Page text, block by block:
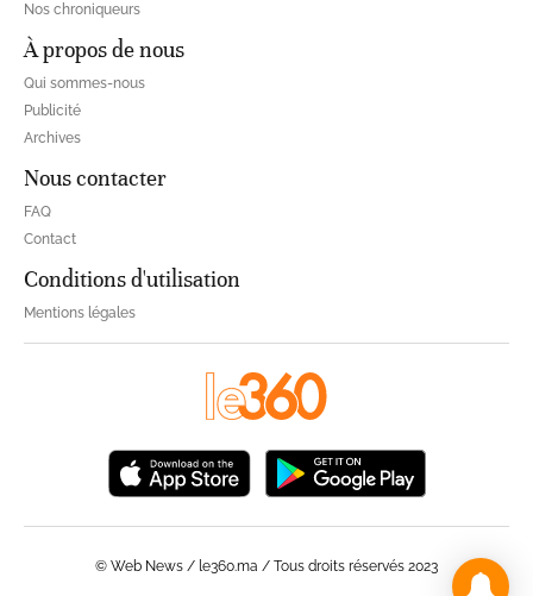
Nos chroniqueurs
À propos de nous
Qui sommes-nous
Publicité
Archives
Nous contacter
FAQ
Contact
Conditions d'utilisation
Mentions légales
© Web News / le360.ma / Tous droits réservés 2023